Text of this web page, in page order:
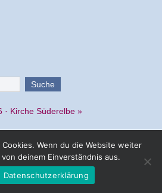
· Kirche Süderelbe »
Wenn du die Website weiter
deinem Einverständnis aus.
Datenschutzerklärung